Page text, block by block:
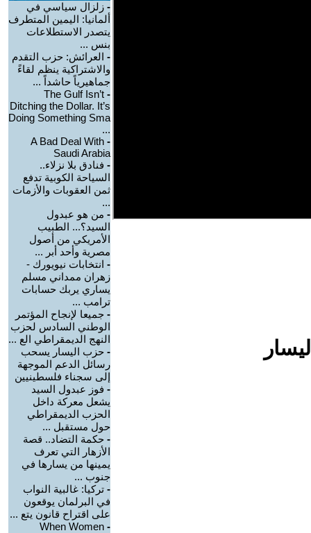
- زلزال سياسي في
ألمانيا: اليمين المتطرف
يتصدر الاستطلاعات
بنس ...
- العرائش: حزب التقدم
والاشتراكية ينظم لقاءً
جماهيرياً حاشداً ...
-
The Gulf Isn’t
Ditching the Dollar. It’s
Doing Something Sma
...
-
A Bad Deal With
Saudi Arabia
- فنادق بلا نزلاء..
السياحة الكوبية تدفع
ثمن العقوبات والأزمات
...
- من هو عبدول
السيد؟... الطبيب
الأمريكي من أصول
مصرية وأحد أبر ...
- انتخابات نيويورك -
زهران ممداني مسلم
يساري يربك حسابات
ترامب ...
- جميعا لإنجاح المؤتمر
الوطني السادس لحزب
النهج الديمقراطي الع ...
- حزب اليسار يسحب
رسائل الدعم الموجهة
إلى سجناء فلسطينيين
- فوز عبدول السيد
يشعل معركة داخل
الحزب الديمقراطي
حول مستقبل ...
- حكمة التضاد.. قصة
الأزهار التي تعرف
يمينها من يسارها في
جنوب ...
- تركيا: غالبية النواب
في البرلمان يوقعون
على اقتراح قانون يتع ...
-
When Women